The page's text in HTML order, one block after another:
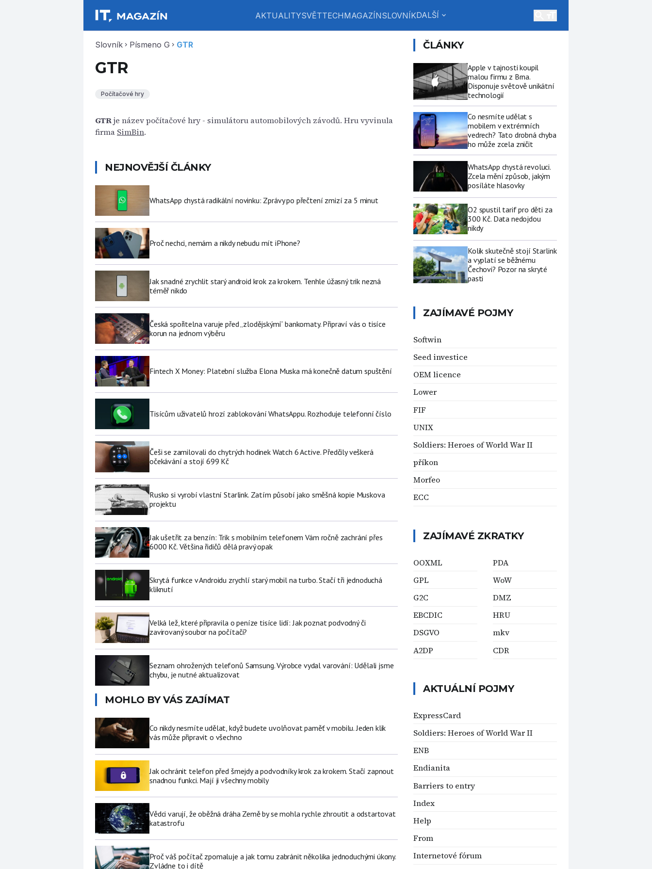
AKTUALITYSVĚTTECHMAGAZÍNSLOVNÍKDALŠÍ expand_more
Slovník chevron_right Písmeno G chevron_right GTR
GTR
Počítačové hry
GTRje název počítačové hry - simulátoru automobilových závodů. Hru vyvinula
firma SimBin.
NEJNOVĚJŠÍ ČLÁNKY
WhatsApp chystá radikální novinku: Zprávy po přečtení zmizí za 5 minut
Proč nechci, nemám a nikdy nebudu mít iPhone?
Jak snadné zrychlit starý android krok za krokem. Tenhle úžasný trik nezná
téměř nikdo
Česká spořitelna varuje před „zlodějskými“ bankomaty. Připraví vás o tisíce
korun na jednom výběru
Fintech X Money: Platební služba Elona Muska má konečně datum spuštění
Tisícům uživatelů hrozí zablokování WhatsAppu. Rozhoduje telefonní číslo
Češi se zamilovali do chytrých hodinek Watch 6 Active. Předčily veškerá
očekávání a stojí 699 Kč
Rusko si vyrobí vlastní Starlink. Zatím působí jako směšná kopie Muskova
projektu
Jak ušetřit za benzín: Trik s mobilním telefonem Vám ročně zachrání přes
6000 Kč. Většina řidičů dělá pravý opak
Skrytá funkce v Androidu zrychlí starý mobil na turbo. Stačí tři jednoduchá
kliknutí
Velká lež, které připravila o peníze tisíce lidí: Jak poznat podvodný či
zavirovaný soubor na počítači?
Seznam ohrožených telefonů Samsung. Výrobce vydal varování: Udělali jsme
chybu, je nutné aktualizovat
MOHLO BY VÁS ZAJÍMAT
Co nikdy nesmíte udělat, když budete uvolňovat paměť v mobilu. Jeden klik
vás může připravit o všechno
Jak ochránit telefon před šmejdy a podvodníky krok za krokem. Stačí zapnout
snadnou funkci. Mají ji všechny mobily
Vědci varují, že oběžná dráha Země by se mohla rychle zhroutit a odstartovat
katastrofu
Proč váš počítač zpomaluje a jak tomu zabránit několika jednoduchými úkony.
Zvládne to i dítě
ČLÁNKY
Apple v tajnosti koupil
malou firmu z Brna.
Disponuje světově unikátní
technologií
Co nesmíte udělat s
mobilem v extrémních
vedrech? Tato drobná chyba
ho může zcela zničit
WhatsApp chystá revoluci.
Zcela mění způsob, jakým
posíláte hlasovky
O2 spustil tarif pro děti za
300 Kč. Data nedojdou
nikdy
Kolik skutečně stojí Starlink
a vyplatí se běžnému
Čechovi? Pozor na skryté
pasti
ZAJÍMAVÉ POJMY
Softwin
Seed investice
OEM licence
Lower
FIF
UNIX
Soldiers: Heroes of World War II
příkon
Morfeo
ECC
ZAJÍMAVÉ ZKRATKY
OOXML
GPL
G2C
EBCDIC
DSGVO
A2DP
PDA
WoW
DMZ
HRU
mkv
CDR
AKTUÁLNÍ POJMY
ExpressCard
Soldiers: Heroes of World War II
ENB
Endianita
Barriers to entry
Index
Help
From
Internetové fórum